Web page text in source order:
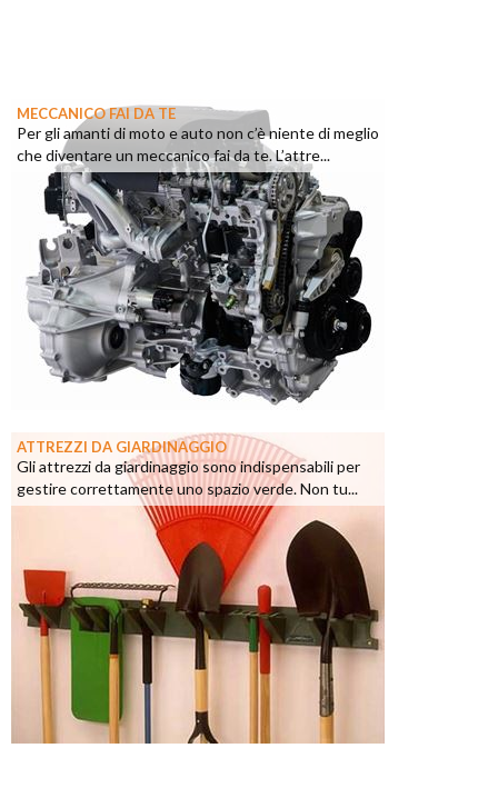
MECCANICO FAI DA TE
Per gli amanti di moto e auto non c’è niente di meglio
che diventare un meccanico fai da te. L’attre...
ATTREZZI DA GIARDINAGGIO
Gli attrezzi da giardinaggio sono indispensabili per
gestire correttamente uno spazio verde. Non tu...